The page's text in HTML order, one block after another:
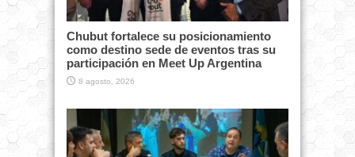
Chubut fortalece su posicionamiento
como destino sede de eventos tras su
participación en Meet Up Argentina
8 agosto, 2026